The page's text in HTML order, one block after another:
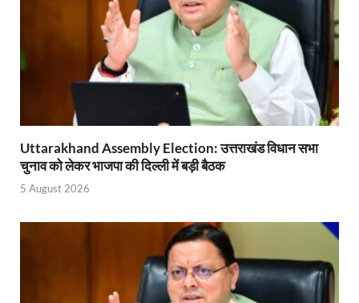
UP Diwas Program: विकसित भारत-विकसित उत्तर
Uttarakhand Uniform Scam: वर्दी घोटाले में सीएम
Kapil Dev Agarwal: यूपी सरकार के मंत्री कपिल देव ने
Uttarakhand Tableau: भारत पर्व पर प्रदर्शित होगी
NFPRC Workshop: एन.एफ.पी.आर.सी द्वारा सांसदों एवं
UP tableau Kartavya Path: कर्तव्य पथ पर नजर आएगी
PM Gram Sadak Yojana: प्रधानमंत्री ग्राम सड़क
Manrega Protest: मनरेगा कानून को खत्म किए जाने के
UP Kaushal Disha: कौशल दिशा पोर्टल से ग्रामीण युवाओं
Uttarakhand Assembly Election: उत्तराखंड विधान सभा
चुनाव को लेकर भाजपा की दिल्ली में बड़ी बैठक
5 August 2026